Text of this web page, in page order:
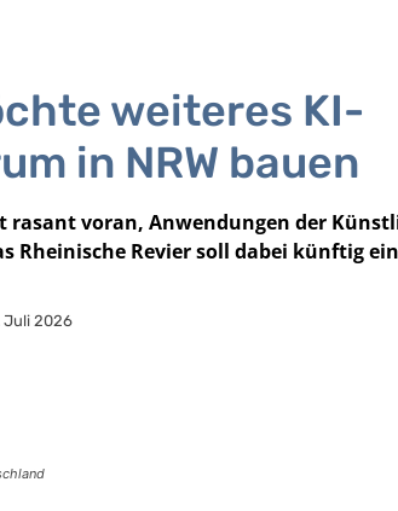
weiteres KI-
in NRW bauen
rasant voran, Anwendungen der
Rheinische Revier soll dabei künftig
Juli 2026